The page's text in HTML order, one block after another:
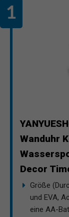
Wanduhr
Decor
Größe
und EVA,
eine AA-